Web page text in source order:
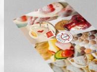
Geschenkideen
Alle Produkte